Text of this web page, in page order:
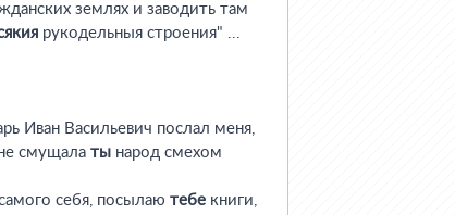
землях и заводить там
рукодельныя строения" ...
Иван Васильевич послал меня,
смущала ты народ смехом
себя, посылаю тебе книги,